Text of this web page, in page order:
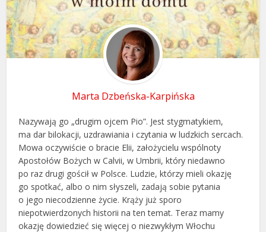
Marta Dzbeńska-Karpińska
Nazywają go „drugim ojcem Pio”. Jest stygmatykiem,
ma dar bilokacji, uzdrawiania i czytania w ludzkich sercach.
Mowa oczywiście o bracie Elii, założycielu wspólnoty
Apostołów Bożych w Calvii, w Umbrii, który niedawno
po raz drugi gościł w Polsce. Ludzie, którzy mieli okazję
go spotkać, albo o nim słyszeli, zadają sobie pytania
o jego niecodzienne życie. Krąży już sporo
niepotwierdzonych historii na ten temat. Teraz mamy
okazję dowiedzieć się więcej o niezwykłym Włochu